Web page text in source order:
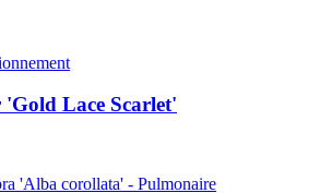
Lace Scarlet'